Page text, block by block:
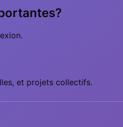
et projets collectifs.